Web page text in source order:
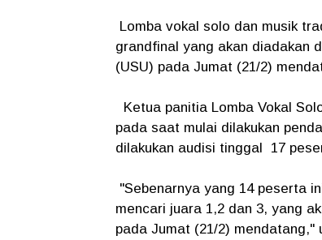
Lomba vokal solo dan musik
grandfinal yang akan diadakan
(USU) pada Jumat (21/2)
Ketua panitia Lomba Vokal
pada saat mulai dilakukan
dilakukan audisi tinggal 17
"Sebenarnya yang 14 peserta
mencari juara 1,2 dan 3, yang
pada Jumat (21/2)